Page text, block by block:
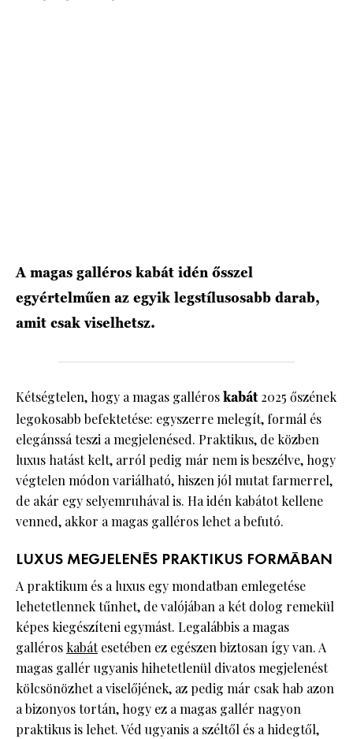
A magas galléros kabát idén ősszel
egyértelműen az egyik legstílusosabb darab,
amit csak viselhetsz.
Kétségtelen, hogy a magas galléroskabát2025 őszének
legokosabb befektetése: egyszerre melegít, formál és
elegánssá teszi a megjelenésed. Praktikus, de közben
luxus hatást kelt, arról pedig már nem is beszélve, hogy
végtelen módon variálható, hiszen jól mutat farmerrel,
de akár egy selyemruhával is. Ha idén kabátot kellene
venned, akkor a magas galléros lehet a befutó.
LUXUS MEGJELENÉS PRAKTIKUS FORMÁBAN
A praktikum és a luxus egy mondatban emlegetése
lehetetlennek tűnhet, de valójában a két dolog remekül
képes kiegészíteni egymást. Legalábbis a magas
galléros kabátesetében ez egészen biztosan így van. A
magas gallér ugyanis hihetetlenül divatos megjelenést
kölcsönözhet a viselőjének, az pedig már csak hab azon
a bizonyos tortán, hogy ez a magas gallér nagyon
praktikus is lehet. Véd ugyanis a széltől és a hidegtől,